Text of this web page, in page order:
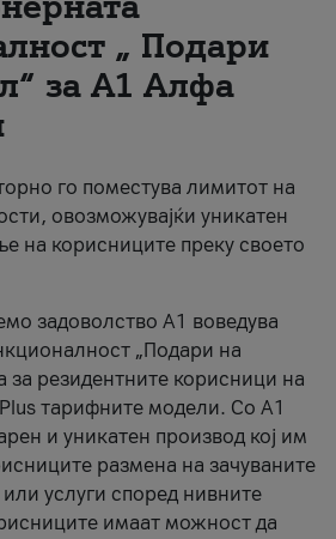
„ Подари
за А1 Алфа
го поместува лимитот на
овозможувајќи уникатен
на корисниците преку своето
задоволство А1 воведува
„Подари на
за резидентните корисници на
тарифните модели. Со A1
и уникатен производ кој им
размена на зачуваните
или услуги според нивните
имаат можност да